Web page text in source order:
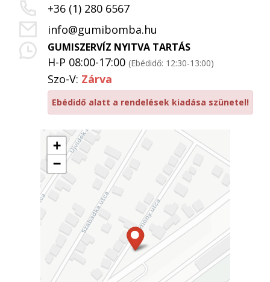
+
−
+36 (1) 280 6567
info@gumibomba.hu
GUMISZERVÍZ NYITVA TARTÁS
H-P 08:00-17:00 (Ebédidő: 12:30-13:00)
Szo-V: Zárva
Ebédidő alatt a rendelések kiadása szünetel!